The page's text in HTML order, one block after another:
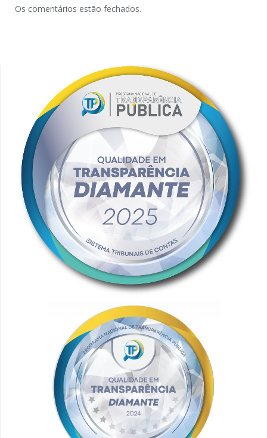
Os comentários estão fechados.